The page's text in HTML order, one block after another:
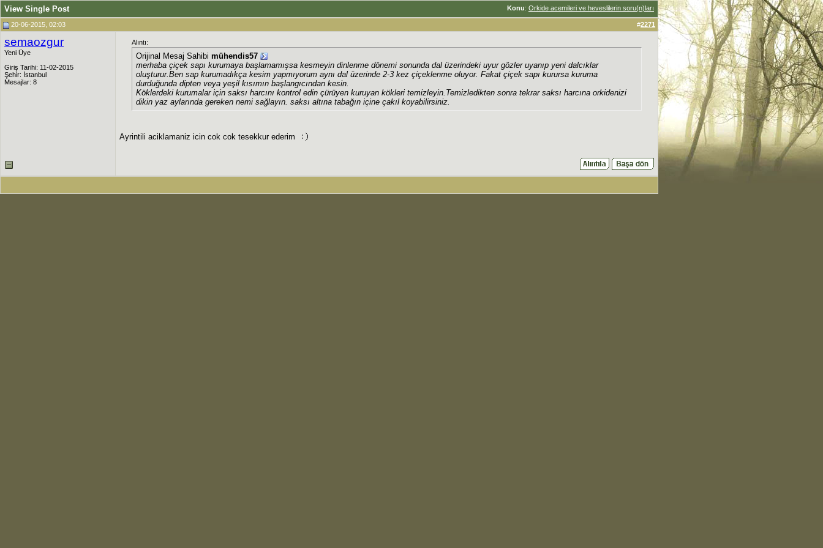
Konu: Orkide acemileri ve heveslilerin soru(n)ları
View Single Post
20-06-2015, 02:03 #2271
semaozgur
Yeni Üye
Giriş Tarihi: 11-02-2015
Şehir: İstanbul
Mesajlar: 8
Alıntı:
Orijinal Mesaj Sahibimühendis57
merhaba çiçek sapı kurumaya başlamamışsa kesmeyin dinlenme dönemi sonunda dal üzerindeki uyur gözler uyanıp yeni dalcıklar
oluşturur.Ben sap kurumadıkça kesim yapmıyorum aynı dal üzerinde 2-3 kez çiçeklenme oluyor. Fakat çiçek sapı kurursa kuruma
durduğunda dipten veya yeşil kısımın başlangıcından kesin.
Köklerdeki kurumalar için saksı harcını kontrol edin çürüyen kuruyan kökleri temizleyin.Temizledikten sonra tekrar saksı harcına orkidenizi
dikin yaz aylarında gereken nemi sağlayın. saksı altına tabağın içine çakıl koyabilirsiniz.
Ayrintili aciklamaniz icin cok cok tesekkur ederim